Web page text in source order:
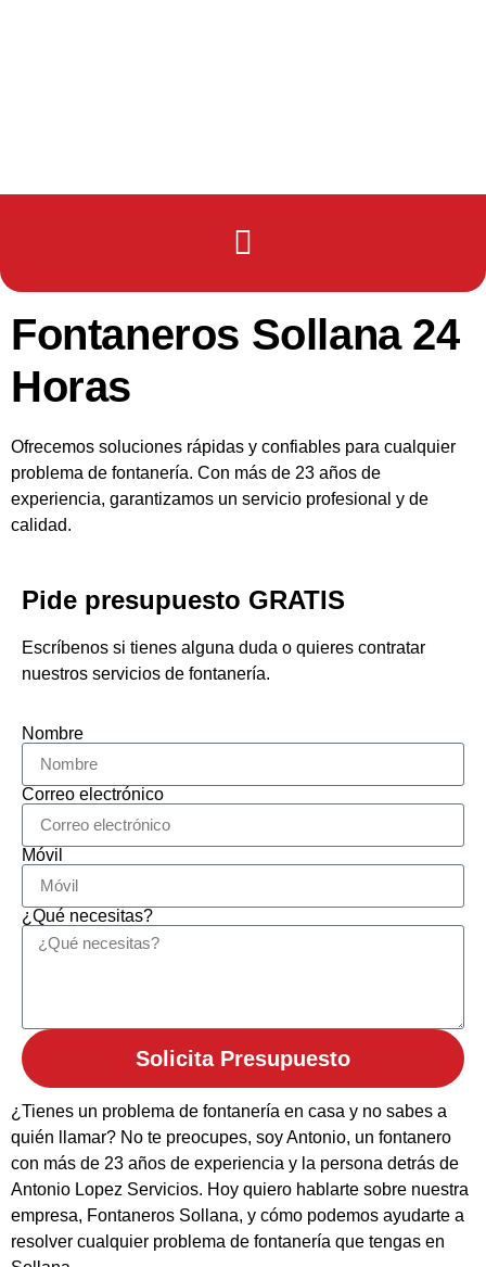
Fontaneros Sollana 24
Horas
Ofrecemos soluciones rápidas y confiables para cualquier
problema de fontanería. Con más de 23 años de
experiencia, garantizamos un servicio profesional y de
calidad.
Pide presupuesto GRATIS
Escríbenos si tienes alguna duda o quieres contratar
nuestros servicios de fontanería.
Nombre
Correo electrónico
Móvil
¿Qué necesitas?
Solicita Presupuesto
¿Tienes un problema de fontanería en casa y no sabes a
quién llamar? No te preocupes, soy Antonio, un fontanero
con más de 23 años de experiencia y la persona detrás de
Antonio Lopez Servicios. Hoy quiero hablarte sobre nuestra
empresa, Fontaneros Sollana, y cómo podemos ayudarte a
resolver cualquier problema de fontanería que tengas en